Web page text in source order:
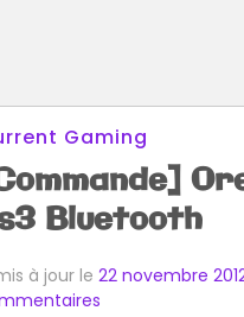
Gaming
Bluetooth
à jour le 22 novembre
sur